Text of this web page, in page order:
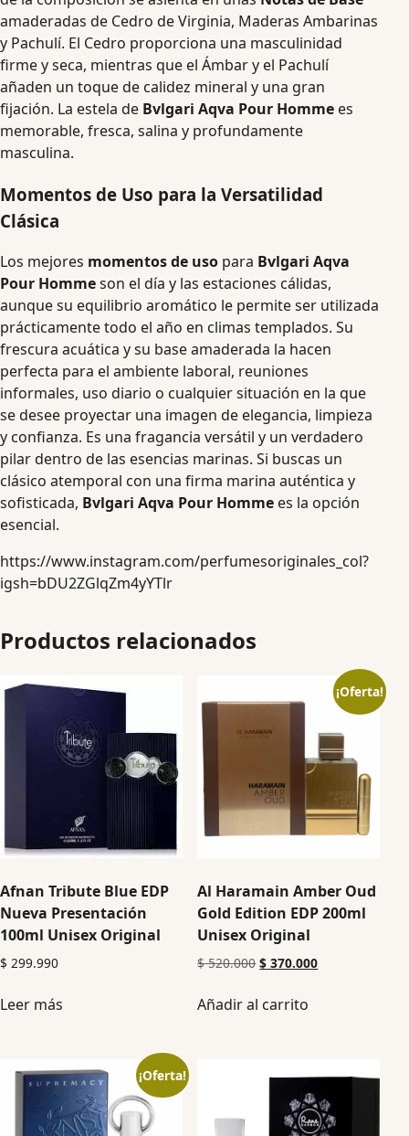
amaderadas de Cedro de Virginia, Maderas Ambarinas
y Pachulí. El Cedro proporciona una masculinidad
firme y seca, mientras que el Ámbar y el Pachulí
añaden un toque de calidez mineral y una gran
fijación. La estela de Bvlgari Aqva Pour Homme es
memorable, fresca, salina y profundamente
masculina.
Momentos de Uso para la Versatilidad
Clásica
Los mejores momentos de uso para Bvlgari Aqva
Pour Hommeson el día y las estaciones cálidas,
aunque su equilibrio aromático le permite ser utilizada
prácticamente todo el año en climas templados. Su
frescura acuática y su base amaderada la hacen
perfecta para el ambiente laboral, reuniones
informales, uso diario o cualquier situación en la que
se desee proyectar una imagen de elegancia, limpieza
y confianza. Es una fragancia versátil y un verdadero
pilar dentro de las esencias marinas. Si buscas un
clásico atemporal con una firma marina auténtica y
sofisticada, Bvlgari Aqva Pour Homme es la opción
esencial.
https://www.instagram.com/perfumesoriginales_col?
igsh=bDU2ZGlqZm4yYTlr
Productos relacionados
Afnan Tribute Blue EDP
Nueva Presentación
100ml Unisex Original
$ 299.990
Leer más
¡Oferta!
Al Haramain Amber Oud
Gold Edition EDP 200ml
Unisex Original
$520.000 $ 370.000
Añadir al carrito
¡Oferta!